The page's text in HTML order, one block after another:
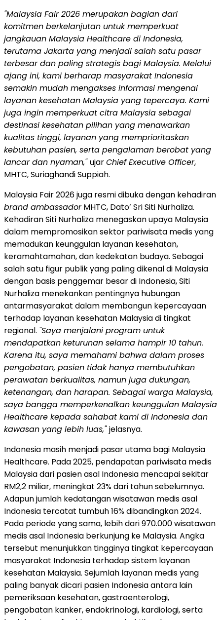
"Malaysia Fair 2026 merupakan bagian dari
komitmen berkelanjutan untuk memperkuat
jangkauan Malaysia Healthcare di Indonesia,
terutama Jakarta yang menjadi salah satu pasar
terbesar dan paling strategis bagi Malaysia. Melalui
ajang ini, kami berharap masyarakat Indonesia
semakin mudah mengakses informasi mengenai
layanan kesehatan Malaysia yang tepercaya. Kami
juga ingin memperkuat citra Malaysia sebagai
destinasi kesehatan pilihan yang menawarkan
kualitas tinggi, layanan yang memprioritaskan
kebutuhan pasien, serta pengalaman berobat yang
lancar dan nyaman,"ujarChief Executive Officer,
MHTC, Suriaghandi Suppiah.
Malaysia Fair 2026 juga resmi dibuka dengan kehadiran
brand ambassadorMHTC, Dato’ Sri Siti Nurhaliza.
Kehadiran Siti Nurhaliza menegaskan upaya Malaysia
dalam mempromosikan sektor pariwisata medis yang
memadukan keunggulan layanan kesehatan,
keramahtamahan, dan kedekatan budaya. Sebagai
salah satu figur publik yang paling dikenal di Malaysia
dengan basis penggemar besar di Indonesia, Siti
Nurhaliza menekankan pentingnya hubungan
antarmasyarakat dalam membangun kepercayaan
terhadap layanan kesehatan Malaysia di tingkat
regional. "Saya menjalani program untuk
mendapatkan keturunan selama hampir 10 tahun.
Karena itu, saya memahami bahwa dalam proses
pengobatan, pasien tidak hanya membutuhkan
perawatan berkualitas, namun juga dukungan,
ketenangan, dan harapan. Sebagai warga Malaysia,
saya bangga memperkenalkan keunggulan Malaysia
Healthcare kepada sahabat kami di Indonesia dan
kawasan yang lebih luas,"jelasnya.
Indonesia masih menjadi pasar utama bagi Malaysia
Healthcare. Pada 2025, pendapatan pariwisata medis
Malaysia dari pasien asal Indonesia mencapai sekitar
RM2,2 miliar, meningkat 23% dari tahun sebelumnya.
Adapun jumlah kedatangan wisatawan medis asal
Indonesia tercatat tumbuh 16% dibandingkan 2024.
Pada periode yang sama, lebih dari 970.000 wisatawan
medis asal Indonesia berkunjung ke Malaysia. Angka
tersebut menunjukkan tingginya tingkat kepercayaan
masyarakat Indonesia terhadap sistem layanan
kesehatan Malaysia. Sejumlah layanan medis yang
paling banyak dicari pasien Indonesia antara lain
pemeriksaan kesehatan, gastroenterologi,
pengobatan kanker, endokrinologi, kardiologi, serta